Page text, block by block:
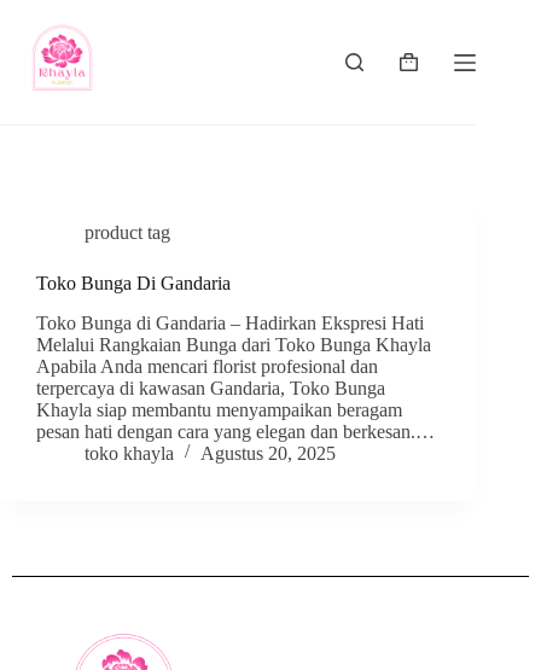
product tag
Toko Bunga Di Gandaria
Toko Bunga di Gandaria – Hadirkan Ekspresi Hati
Melalui Rangkaian Bunga dari Toko Bunga Khayla
Apabila Anda mencari florist profesional dan
terpercaya di kawasan Gandaria, Toko Bunga
Khayla siap membantu menyampaikan beragam
pesan hati dengan cara yang elegan dan berkesan.…
toko khayla
Agustus 20, 2025